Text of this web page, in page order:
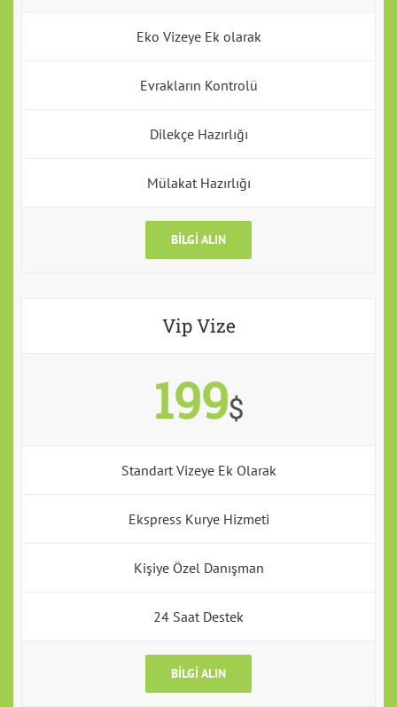
Eko Vizeye Ek olarak
Evrakların Kontrolü
Dilekçe Hazırlığı
Mülakat Hazırlığı
BILGI ALIN
Vip Vize
199$
Standart Vizeye Ek Olarak
Ekspress Kurye Hizmeti
Kişiye Özel Danışman
24 Saat Destek
BILGI ALIN